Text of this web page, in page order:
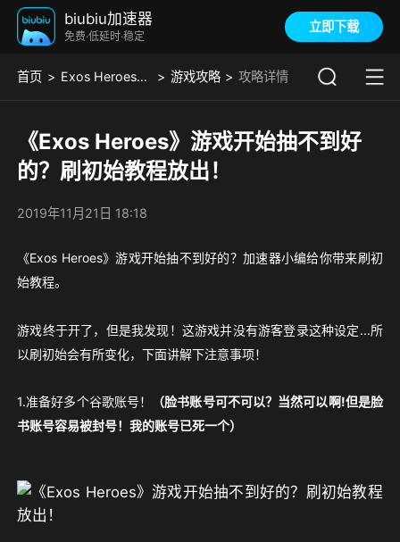
biubiu加速器
免费·低延时·稳定
立即下载
首页 Exos Heroes（韩服） 游戏攻略 攻略详情
《Exos Heroes》游戏开始抽不到好
的？刷初始教程放出！
2019年11月21日 18:18
《Exos Heroes》游戏开始抽不到好的？加速器小编给你带来刷初
始教程。
游戏终于开了，但是我发现！这游戏并没有游客登录这种设定...所
以刷初始会有所变化，下面讲解下注意事项！
1.准备好多个谷歌账号！
（脸书账号可不可以？当然可以啊!但是脸
书账号容易被封号！我的账号已死一个）